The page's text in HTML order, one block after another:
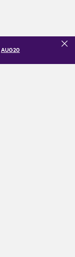
AUG20